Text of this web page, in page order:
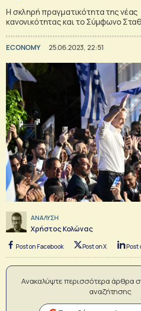
Η σκληρή πραγματικότητα της νέας
κανονικότητας και το Σύμφωνο
ECONOMY 25.06.2023, 22:51
ΑΝΑΛΥΣΗ
Χρήστος Κολώνας
Post on Facebook Post on X Post
Ανακαλύψτε περισσότερα άρθρα
αναζήτησης